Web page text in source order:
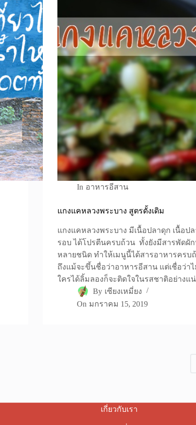
In อาหารอีสาน
แกงแคหลวงพระบาง สูตรดั้งเดิม
แกงแคหลวงพระบาง มีเนื้อปลาดุก เนื้อป
รอบ ได้โปรตีนครบถ้วน ทั้งยังมีสารพัดผั
หลายชนิด ทำให้เมนูนี้ได้สารอาหารครบ
ถึงแม้จะขึ้นชื่อว่าอาหารอีสาน แต่เชื่อว่าไ
ใครได้ลิ้มลองก็จะติดใจในรสชาติอย่างแ
By เซียงเหมี่ยง
On มกราคม 15, 2019
เกี่ยวกับเรา